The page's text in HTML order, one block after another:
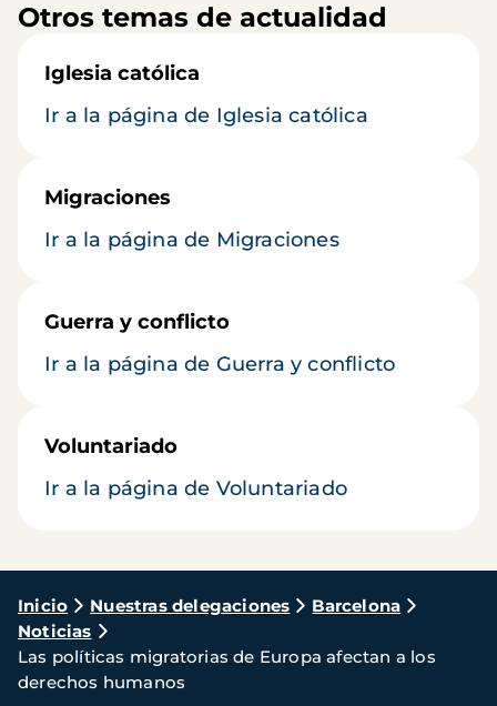
Otros temas de actualidad
Iglesia católica
Ir a la página de Iglesia católica
Migraciones
Ir a la página de Migraciones
Guerra y conflicto
Ir a la página de Guerra y conflicto
Voluntariado
Ir a la página de Voluntariado
Ruta
de
navegación
Inicio Nuestras delegaciones
Barcelona
Noticias
Las políticas migratorias de Europa afectan a los
derechos humanos